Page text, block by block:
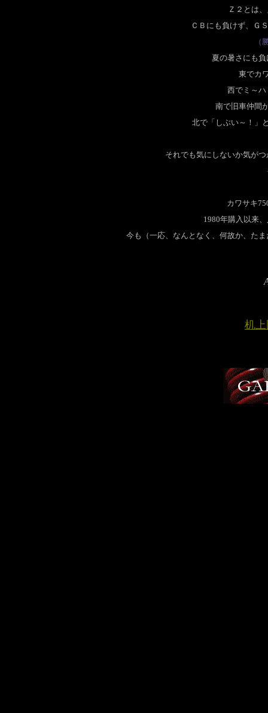
Ｚ２とは
ＣＢにも負けず、Ｇ
（
夏の暑さにも
東でカ
西でミ～
南で旧車仲間
北で「しぶい～！」
それでも気にしないか気が
カワサキ
1980年購入以来
今も（一応、なんとなく、何故か、た
机